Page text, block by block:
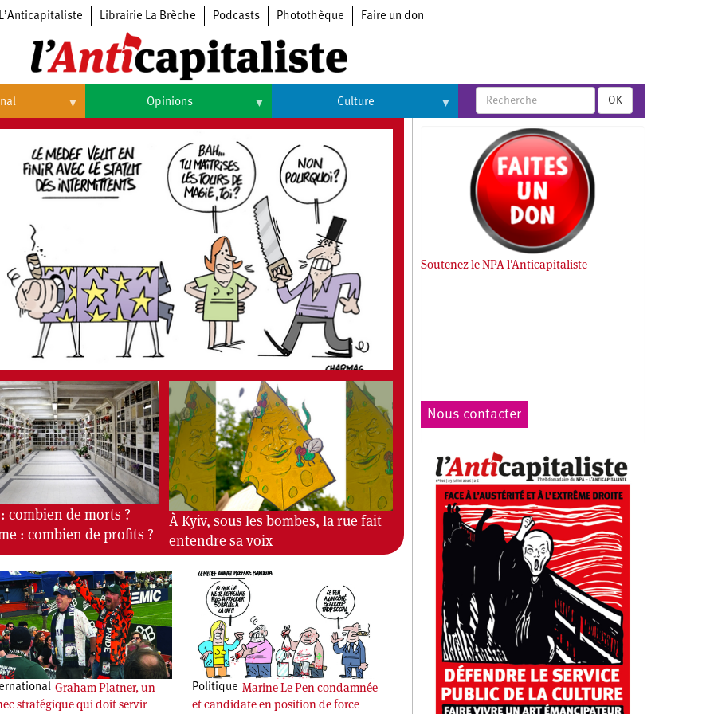
L’Anticapitaliste Librairie La Brèche Podcasts Photothèque Faire un don
Opinions
Histoire
Culture
Arts
Cinéma
Expositions
Livres
Musique
OK
combien de morts ?
: combien de profits ?
À Kyiv, sous les bombes, la rue fait
entendre sa voix
Graham Platner, un
stratégique qui doit servir
Politique Marine Le Pen condamnée
et candidate en position de force
Soutenez le NPA l'Anticapitaliste
Nous contacter